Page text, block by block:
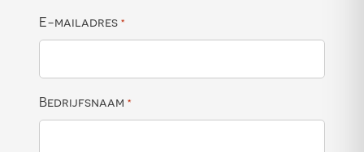
E-mailadres *
Bedrijfsnaam *